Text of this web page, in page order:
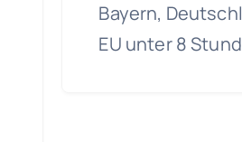
Bayern,
EU unter 8